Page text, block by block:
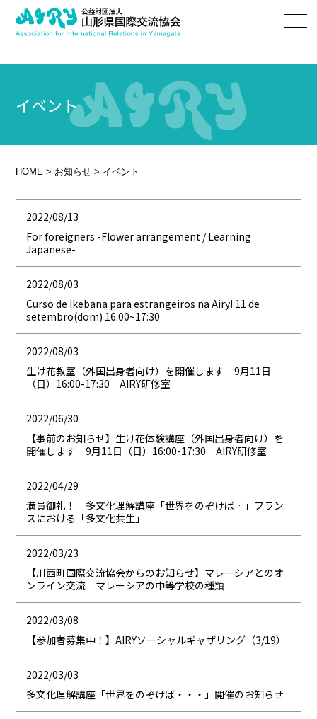
イベント
HOME > お知らせ > イベント
2022/08/13
For foreigners -Flower arrangement / Learning
Japanese-
2022/08/03
Curso de Ikebana para estrangeiros na Airy! 11 de
setembro(dom) 16:00~17:30
2022/08/03
生け花教室（外国出身者向け）を開催します 9月11日
（日）16:00-17:30 AIRY研修室
2022/06/30
【事前のお知らせ】生け花体験講座（外国出身者向け）を
開催します 9月11日（日）16:00-17:30 AIRY研修室
2022/04/29
満員御礼！ 多文化理解講座「世界をのぞけば…」フラン
スにおける「多文化共生」
2022/03/23
【川西町国際交流協会からのお知らせ】マレーシアとのオ
ンライン交流 マレーシアの中等学校の種類
2022/03/08
【参加者募集中！】AIRYソーシャルギャザリング（3/19）
2022/03/03
多文化理解講座「世界をのぞけば・・・」開催のお知らせ